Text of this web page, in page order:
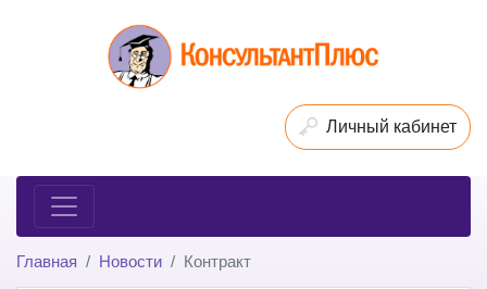
Личный кабинет
Главная Новости Контракт